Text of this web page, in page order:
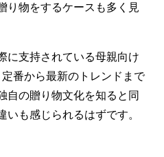
り物をするケースも多く見
に支持されている母親向け
番から最新のトレンドまで
自の贈り物文化を知ると同
いも感じられるはずです。